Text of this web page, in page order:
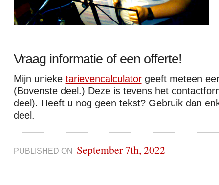
Vraag informatie of een offerte!
Mijn unieke tarievencalculatorgeeft meteen
(Bovenste deel.) Deze is tevens het
deel). Heeft u nog geen tekst? Gebruik dan
deel.
PUBLISHED ON September 7th, 2022